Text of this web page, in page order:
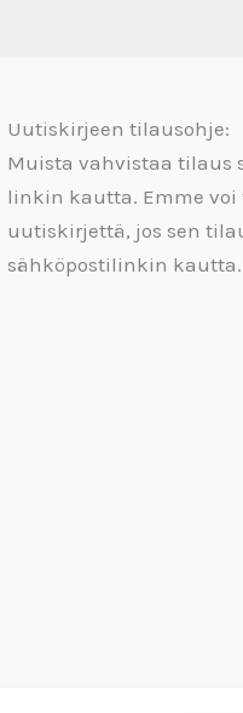
Uutiskirjeen tilausohje:
Muista vahvistaa tilaus
linkin kautta. Emme
uutiskirjettä, jos sen
sähköpostilinkin